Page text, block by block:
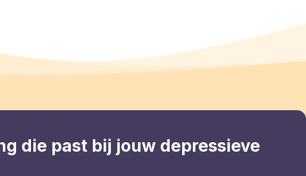
die past bij jouw depressieve